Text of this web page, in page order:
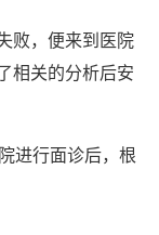
败，便来到医院
相关的分析后安
进行面诊后，根